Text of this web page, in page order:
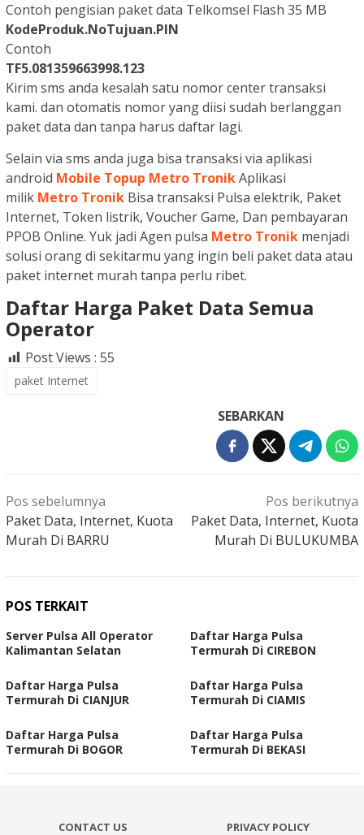
Contoh pengisian paket data Telkomsel Flash 35 MB
KodeProduk.NoTujuan.PIN
Contoh
TF5.081359663998.123
Kirim sms anda kesalah satu nomor center transaksi
kami. dan otomatis nomor yang diisi sudah berlanggan
paket data dan tanpa harus daftar lagi.
Selain via sms anda juga bisa transaksi via aplikasi
android Mobile Topup Metro TronikAplikasi
milik Metro Tronik Bisa transaksi Pulsa elektrik, Paket
Internet, Token listrik, Voucher Game, Dan pembayaran
PPOB Online. Yuk jadi Agen pulsa Metro Tronik menjadi
solusi orang di sekitarmu yang ingin beli paket data atau
paket internet murah tanpa perlu ribet.
Daftar Harga Paket Data Semua
Operator
Post Views : 55
paket Internet
SEBARKAN
Navigasi
pos
Pos sebelumnya
Paket Data, Internet, Kuota
Murah Di BARRU
Pos berikutnya
Paket Data, Internet, Kuota
Murah Di BULUKUMBA
POS TERKAIT
Server Pulsa All Operator
Kalimantan Selatan
Daftar Harga Pulsa
Termurah Di CIREBON
Daftar Harga Pulsa
Termurah Di CIANJUR
Daftar Harga Pulsa
Termurah Di CIAMIS
Daftar Harga Pulsa
Termurah Di BOGOR
Daftar Harga Pulsa
Termurah Di BEKASI
CONTACT US PRIVACY POLICY